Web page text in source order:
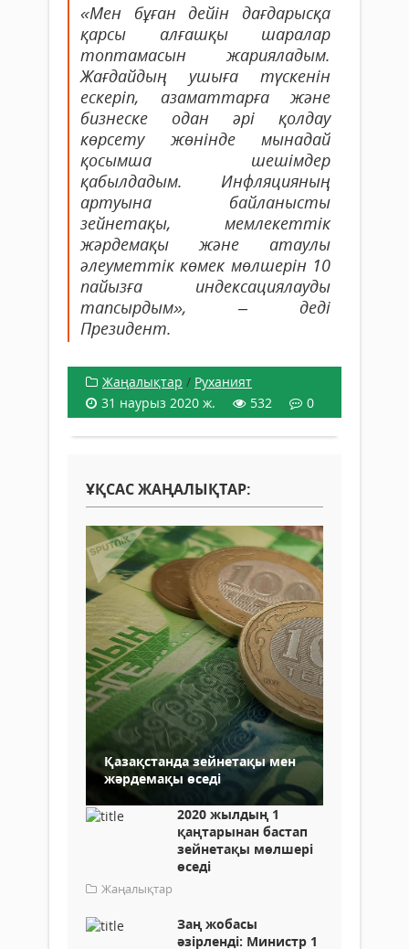
«Мен бұған дейін дағдарысқа
қарсы алғашқы шаралар
топтамасын жарияладым.
Жағдайдың ушыға түскенін
ескеріп, азаматтарға және
бизнеске одан әрі қолдау
көрсету жөнінде мынадай
қосымша шешімдер
қабылдадым. Инфляцияның
артуына байланысты
зейнетақы, мемлекеттік
жәрдемақы және атаулы
әлеуметтік көмек мөлшерін 10
пайызға индексациялауды
тапсырдым», – деді
Президент.
Жаңалықтар / Руханият
31 наурыз 2020 ж.
532 0
ҰҚСАС ЖАҢАЛЫҚТАР:
Қазақстанда зейнетақы мен
жәрдемақы өседі
2020 жылдың 1
қаңтарынан бастап
зейнетақы мөлшері
өседі
Жаңалықтар
Заң жобасы
әзірленді: Министр 1